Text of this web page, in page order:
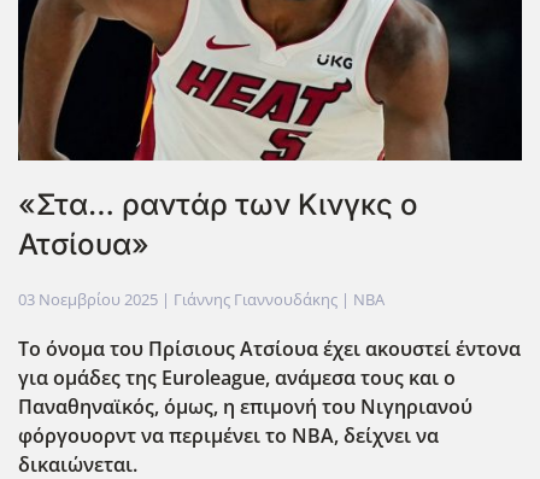
«Στα… ραντάρ των Κινγκς ο
Ατσίουα»
03 Νοεμβρίου 2025 | Γιάννης Γιαννουδάκης | NBA
Το όνομα του Πρίσιους Ατσίουα έχει ακουστεί έντονα
για ομάδες της Euroleague, ανάμεσα τους και ο
Παναθηναϊκός, όμως, η επιμονή του Νιγηριανού
φόργουορντ να περιμένει το ΝΒΑ, δείχνει να
δικαιώνεται.